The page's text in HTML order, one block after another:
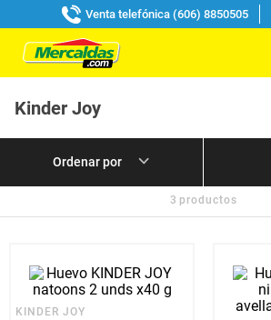
Venta telefónica (606) 8850505
Kinder Joy
3 productos
KINDER JOY